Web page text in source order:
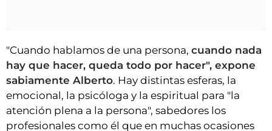
"Cuando hablamos de una persona, cuando nada
hay que hacer, queda todo por hacer", expone
sabiamente Alberto. Hay distintas esferas, la
emocional, la psicóloga y la espiritual para "la
atención plena a la persona", sabedores los
profesionales como él que en muchas ocasiones